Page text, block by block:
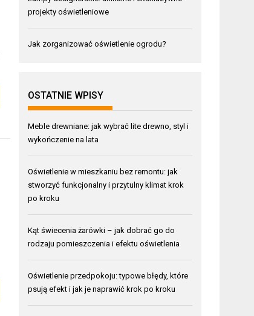
projekty oświetleniowe
Jak zorganizować oświetlenie ogrodu?
OSTATNIE WPISY
Meble drewniane: jak wybrać lite drewno, styl i
wykończenie na lata
Oświetlenie w mieszkaniu bez remontu: jak
stworzyć funkcjonalny i przytulny klimat krok
po kroku
Kąt świecenia żarówki – jak dobrać go do
rodzaju pomieszczenia i efektu oświetlenia
Oświetlenie przedpokoju: typowe błędy, które
psują efekt i jak je naprawić krok po kroku